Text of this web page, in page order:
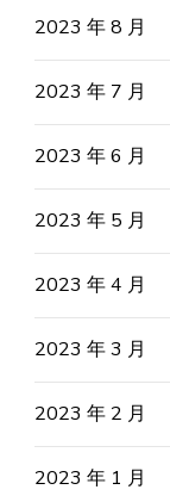
2023 年 8 月
2023 年 7 月
2023 年 6 月
2023 年 5 月
2023 年 4 月
2023 年 3 月
2023 年 2 月
2023 年 1 月